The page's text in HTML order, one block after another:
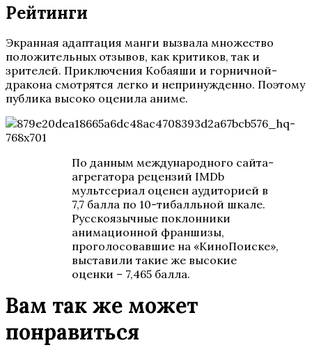
Рейтинги
Экранная адаптация манги вызвала множество
положительных отзывов, как критиков, так и
зрителей. Приключения Кобаяши и горничной-
дракона смотрятся легко и непринужденно. Поэтому
публика высоко оценила аниме.
По данным международного сайта-
агрегатора рецензий IMDb
мультсериал оценен аудиторией в
7,7 балла по 10-тибалльной шкале.
Русскоязычные поклонники
анимационной франшизы,
проголосовавшие на «КиноПоиске»,
выставили такие же высокие
оценки – 7,465 балла.
Вам так же может
понравиться